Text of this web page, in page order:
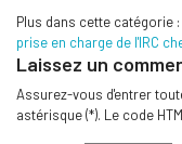
Plus dans cette catégorie :
prise en charge de l'IRC
Laissez un
Assurez-vous d'entrer
astérisque (*). Le code